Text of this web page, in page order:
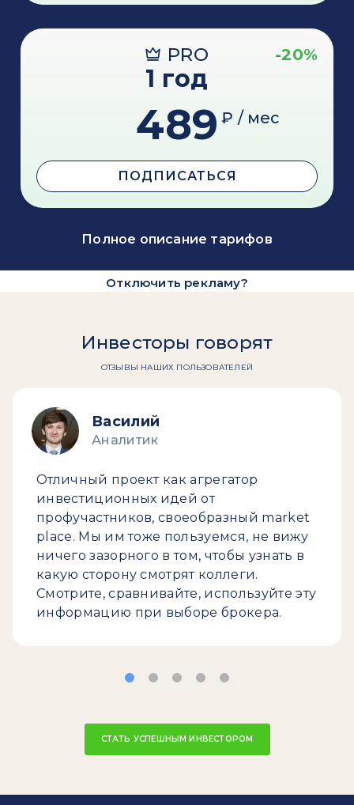
PRO -20%
1 год
489 ₽ / мес
ПОДПИСАТЬСЯ
Полное описание тарифов
Отключить рекламу?
Инвесторы говорят
ОТЗЫВЫ НАШИХ ПОЛЬЗОВАТЕЛЕЙ
Василий
Аналитик
Отличный проект как агрегатор
инвестиционных идей от
профучастников, своеобразный market
place. Мы им тоже пользуемся, не вижу
ничего зазорного в том, чтобы узнать в
какую сторону смотрят коллеги.
Смотрите, сравнивайте, используйте эту
информацию при выборе брокера.
СТАТЬ УСПЕШНЫМ ИНВЕСТОРОМ